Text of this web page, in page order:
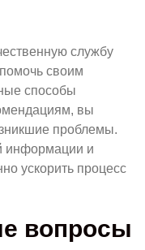
службу
своим
способы
вы
проблемы.
информации и
ускорить процесс
вопросы